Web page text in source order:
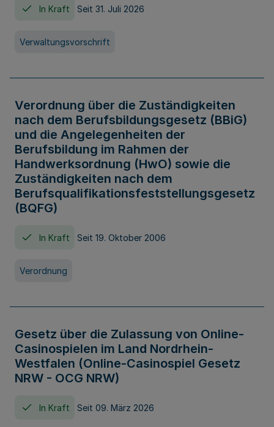
In Kraft Seit 31. Juli 2026
Verwaltungsvorschrift
Verordnung über die Zuständigkeiten
nach dem Berufsbildungsgesetz (BBiG)
und die Angelegenheiten der
Berufsbildung im Rahmen der
Handwerksordnung (HwO) sowie die
Zuständigkeiten nach dem
Berufsqualifikationsfeststellungsgesetz
(BQFG)
In Kraft Seit 19. Oktober 2006
Verordnung
Gesetz über die Zulassung von Online-
Casinospielen im Land Nordrhein-
Westfalen (Online-Casinospiel Gesetz
NRW - OCG NRW)
In Kraft Seit 09. März 2026